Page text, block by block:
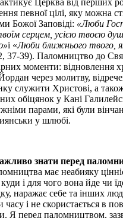
певної цілі, яку можна
Божої Заповіді: «Люби
серцем, усією твоєю
і «Люби ближнього твого,
37-39). Паломництво до
моменти: відновлення
через молитву,
служити Христові, а
обіцянок у Кані
парами, які були
у шлюбі.
знати перед
має неабияку
куди і для чого вона йде чи
наражає себе та інших
часу і не скористається в
Я перед паломництвом,